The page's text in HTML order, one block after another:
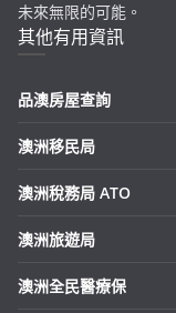
未來無限的可能。
其他有用資訊
品澳房屋查詢
澳洲移民局
澳洲稅務局 ATO
澳洲旅遊局
澳洲全民醫療保